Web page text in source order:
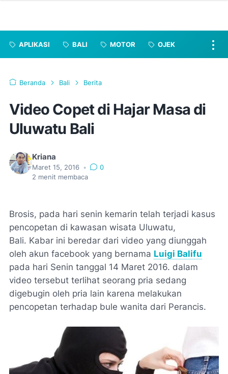
APLIKASI BALI MOTOR OJEK
Beranda Bali Berita
Video Copet di Hajar Masa di
Uluwatu Bali
Kriana
Maret 15, 2016 •
0
2 menit membaca
Brosis, pada hari senin kemarin telah terjadi kasus
pencopetan di kawasan wisata Uluwatu,
Bali. Kabar ini beredar dari video yang diunggah
oleh akun facebook yang bernama Luigi Balifu
pada hari Senin tanggal 14 Maret 2016. dalam
video tersebut terlihat seorang pria sedang
digebugin oleh pria lain karena melakukan
pencopetan terhadap bule wanita dari Perancis.